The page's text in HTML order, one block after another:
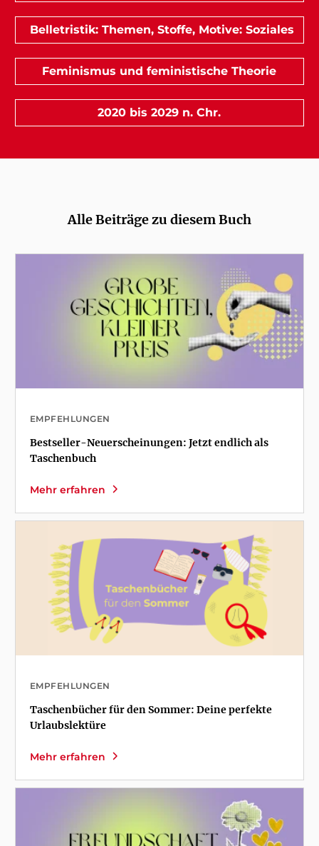
Belletristik: Themen, Stoffe, Motive: Soziales
Feminismus und feministische Theorie
2020 bis 2029 n. Chr.
Alle Beiträge zu diesem Buch
EMPFEHLUNGEN
Bestseller-Neuerscheinungen: Jetzt endlich als
Taschenbuch
Mehr erfahren
EMPFEHLUNGEN
Taschenbücher für den Sommer: Deine perfekte
Urlaubslektüre
Mehr erfahren